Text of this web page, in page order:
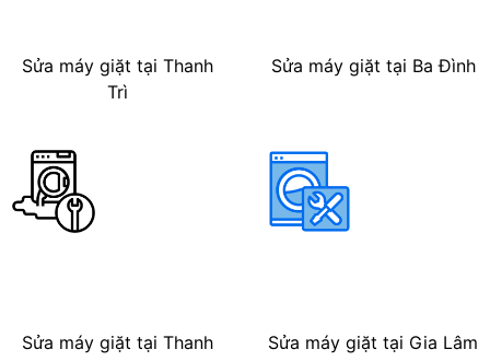
Sửa máy giặt tại Thanh
Trì
Sửa máy giặt tại Ba Đình
Sửa máy giặt tại Thanh
Sửa máy giặt tại Gia Lâm